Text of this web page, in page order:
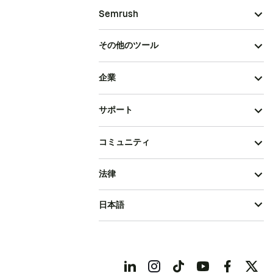
Semrush
その他のツール
企業
サポート
コミュニティ
法律
日本語